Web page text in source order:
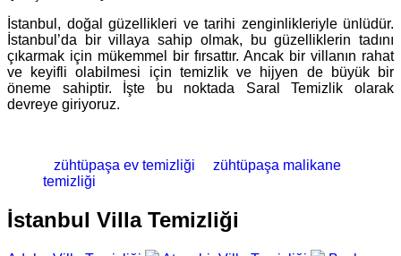
İstanbul, doğal güzellikleri ve tarihi zenginlikleriyle ünlüdür.
İstanbul’da bir villaya sahip olmak, bu güzelliklerin tadını
çıkarmak için mükemmel bir fırsattır. Ancak bir villanın rahat
ve keyifli olabilmesi için temizlik ve hijyen de büyük bir
öneme sahiptir. İşte bu noktada Saral Temizlik olarak
devreye giriyoruz.
zühtüpaşa ev temizliği
zühtüpaşa malikane
temizliği
İstanbul Villa Temizliği